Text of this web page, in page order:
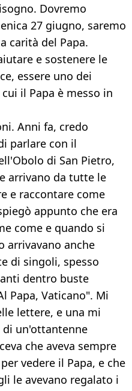
Dovremo
27 giugno, saremo
carità del Papa.
e sostenere le
essere uno dei
il Papa è messo in
Anni fa, credo
parlare con il
di San Pietro,
arrivano da tutte le
e raccontare come
appunto che era
come e quando si
arrivavano anche
di singoli, spesso
dentro buste
Papa, Vaticano". Mi
lettere, e una mi
di un'ottantenne
che aveva sempre
vedere il Papa, e che
le avevano regalato i